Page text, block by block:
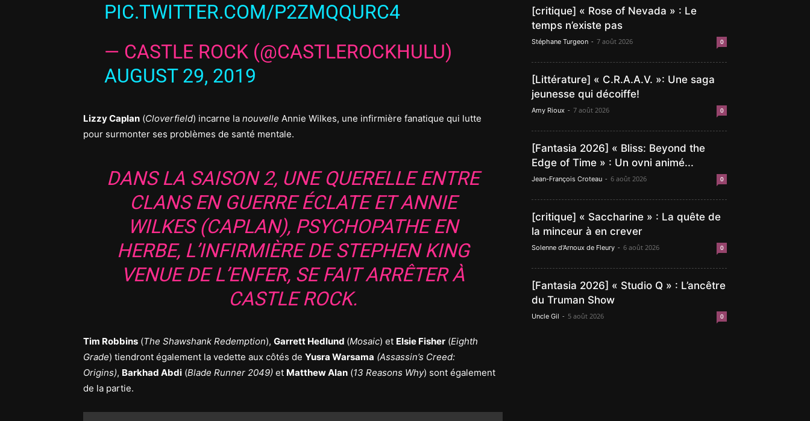
PIC.TWITTER.COM/P2ZMQQURC4
— CASTLE ROCK (@CASTLEROCKHULU)
AUGUST 29, 2019
Lizzy Caplan (Cloverfield) incarne la nouvelle Annie Wilkes, une infirmière fanatique qui lutte
pour surmonter ses problèmes de santé mentale.
DANS LA SAISON 2, UNE QUERELLE ENTRE
CLANS EN GUERRE ÉCLATE ET ANNIE
WILKES (CAPLAN), PSYCHOPATHE EN
HERBE, L’INFIRMIÈRE DE STEPHEN KING
VENUE DE L’ENFER, SE FAIT ARRÊTER À
CASTLE ROCK.
Tim Robbins (The Shawshank Redemption), Garrett Hedlund (Mosaic) et Elsie Fisher (Eighth
Grade) tiendront également la vedette aux côtés de Yusra Warsama (Assassin’s Creed:
Origins), Barkhad Abdi (Blade Runner 2049) et Matthew Alan (13 Reasons Why) sont également
de la partie.
[critique] « Rose of Nevada » : Le
temps n’existe pas
Stéphane Turgeon - 7 août 2026 0
[Littérature] « C.R.A.A.V. »: Une saga
jeunesse qui décoiffe!
Amy Rioux - 7 août 2026 0
[Fantasia 2026] « Bliss: Beyond the
Edge of Time » : Un ovni animé...
Jean-François Croteau - 6 août 2026 0
[critique] « Saccharine » : La quête de
la minceur à en crever
Solenne d'Arnoux de Fleury - 6 août 2026 0
[Fantasia 2026] « Studio Q » : L’ancêtre
du Truman Show
Uncle Gil - 5 août 2026 0